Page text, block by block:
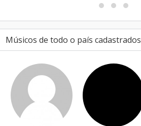
Músicos de todo o país cadastrados